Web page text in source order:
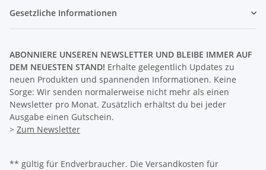
Gesetzliche Informationen
ABONNIERE UNSEREN NEWSLETTER UND BLEIBE IMMER AUF
DEM NEUESTEN STAND! Erhalte gelegentlich Updates zu
neuen Produkten und spannenden Informationen. Keine
Sorge: Wir senden normalerweise nicht mehr als einen
Newsletter pro Monat. Zusätzlich erhältst du bei jeder
Ausgabe einen Gutschein.
> Zum Newsletter
** gültig für Endverbraucher. Die Versandkosten für